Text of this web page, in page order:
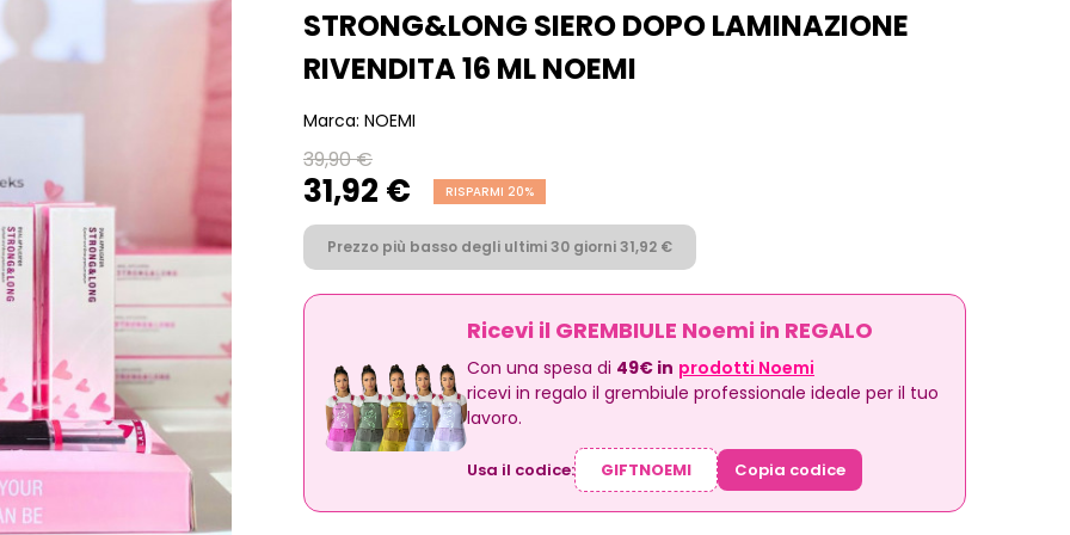
STRONG&LONG SIERO DOPO LAMINAZIONE
RIVENDITA 16 ML NOEMI
Marca: NOEMI
39,90 €
31,92 € RISPARMI 20%
Prezzo più basso degli ultimi 30 giorni 31,92 €
Ricevi il GREMBIULE Noemi in REGALO
Con una spesa di 49€ in prodotti Noemi
ricevi in regalo il grembiule professionale ideale per il tuo
lavoro.
Usa il codice: Copia codice